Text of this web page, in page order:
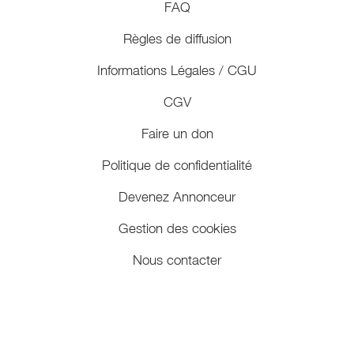
FAQ
Règles de diffusion
Informations Légales / CGU
CGV
Faire un don
Politique de confidentialité
Devenez Annonceur
Gestion des cookies
Nous contacter